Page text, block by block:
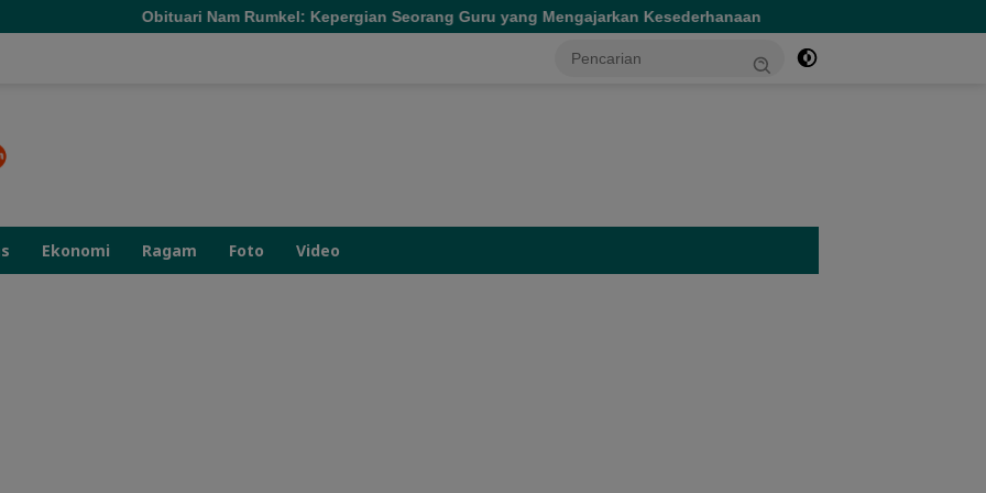
Nam Rumkel: Kepergian Seorang Guru yang Mengajarkan Kesederhanaan Tinjau Dua Rumah Sakit di Sofifi,
Ekonomi Ragam Foto Video